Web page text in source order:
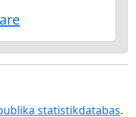
statistikdatabas.